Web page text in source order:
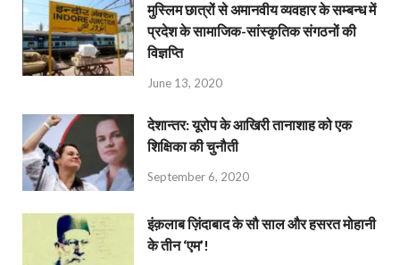
मुस्लिम छात्रों से अमानवीय व्यवहार के सम्बन्ध में
प्रदेश के सामाजिक-सांस्कृतिक संगठनों की
विज्ञप्ति
June 13, 2020
देशान्‍तर: यूरोप के आखिरी तानाशाह को एक
शिक्षिका की चुनौती
September 6, 2020
इंक़लाब ज़िंदाबाद के सौ साल और हसरत मोहानी
के तीन ‘एम’!